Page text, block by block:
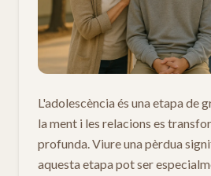
L'adolescència és una etapa de
la ment i les relacions es
profunda. Viure una pèrdua
aquesta etapa pot ser